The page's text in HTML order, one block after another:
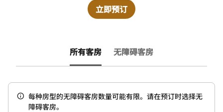
立即预订
所有客房 无障碍客房
每种房型的无障碍客房数量可能有限。请在预订时选择无
障碍客房。